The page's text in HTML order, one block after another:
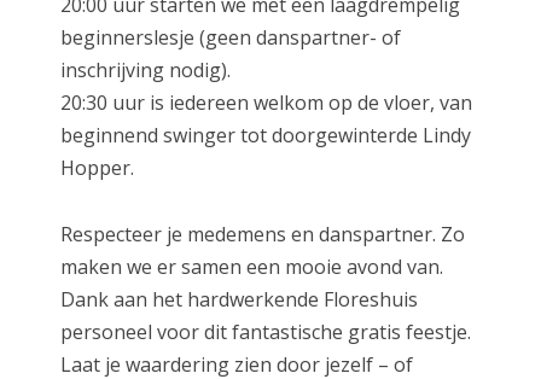
beginnerslesje (geen danspartner- of
inschrijving nodig).
20:30 uur is iedereen welkom op de vloer, van
beginnend swinger tot doorgewinterde Lindy
Hopper.
Respecteer je medemens en danspartner. Zo
maken we er samen een mooie avond van.
Dank aan het hardwerkende Floreshuis
personeel voor dit fantastische gratis feestje.
Laat je waardering zien door jezelf – of